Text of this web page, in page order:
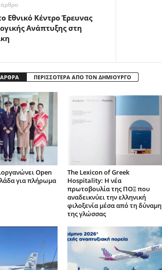
Εθνικό Κέντρο Έρευνας
Ανάπτυξης στη
ΠΕΡΙΣΣΟΤΕΡΑ ΑΠΟ ΤΟΝ ΔΗΜΙΟΥΡΓΟ
Open
για πλήρωμα
The Lexicon of Greek
Hospitality: Η νέα
πρωτοβουλία της ΠΟΞ που
αναδεικνύει την ελληνική
φιλοξενία μέσα από τη δύναμη
της γλώσσας